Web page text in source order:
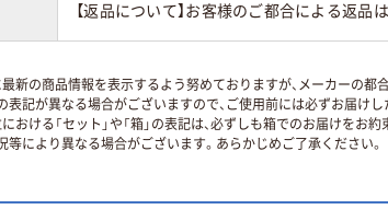
【返品について】お客様のご都合による返品
新の商品情報を表示するよう努めておりますが、メーカーの都
表記が異なる場合がございますので、ご使用前には必ずお届け
おける「セット」や「箱」の表記は、必ずしも箱でのお届けをお
により異なる場合がございます。あらかじめご了承ください。